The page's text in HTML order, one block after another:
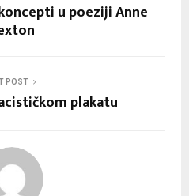
u poeziji Anne
POST
plakatu